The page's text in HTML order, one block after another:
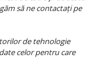
să ne contactați pe
de tehnologie
celor pentru care